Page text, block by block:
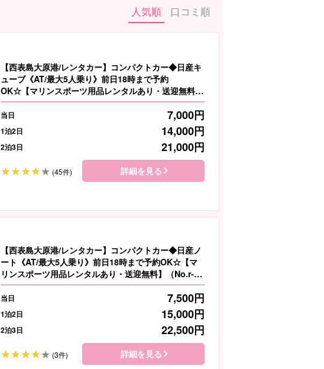
人気順 口コミ順
【西表島大原港/レンタカー】コンパクトカー◆日産キ
ューブ《AT/最大5人乗り》前日18時まで予約
OK☆【マリンスポーツ用品レンタルあり・送迎無料】
（No.r-1）
当日 7,000円
1泊2日 14,000円
2泊3日 21,000円
(45件) 詳細を見る
【西表島大原港/レンタカー】コンパクトカー◆日産ノ
ート《AT/最大5人乗り》前日18時まで予約OK☆【マ
リンスポーツ用品レンタルあり・送迎無料】（No.r-
2）
当日 7,500円
1泊2日 15,000円
2泊3日 22,500円
(3件) 詳細を見る